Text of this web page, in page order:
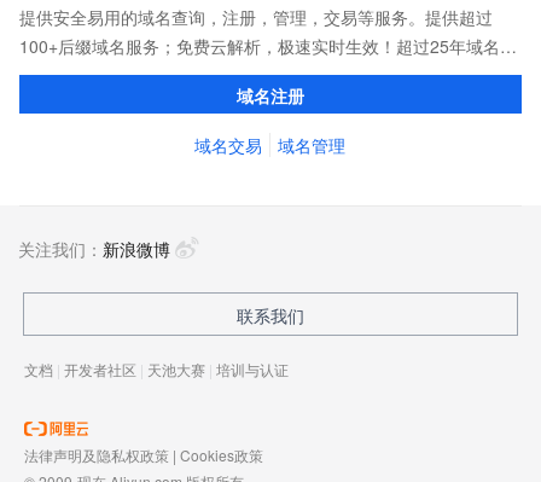
提供安全易用的域名查询，注册，管理，交易等服务。提供超过
100+后缀域名服务；免费云解析，极速实时生效！超过25年域名服
务经验，累计超过4000万个域名在阿里云注册，连续多年市场NO.1
域名注册
域名交易 域名管理
关注我们： 新浪微博
联系我们
文档 | 开发者社区 | 天池大赛 | 培训与认证
法律声明及隐私权政策 | Cookies政策